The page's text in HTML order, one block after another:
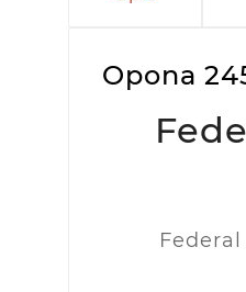
Opona